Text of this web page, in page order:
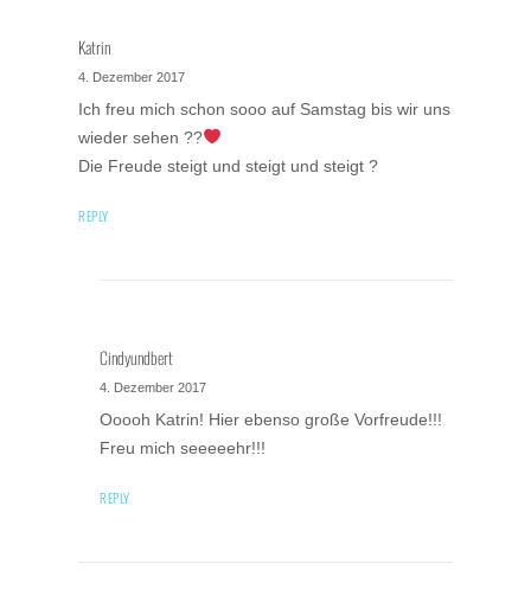
Katrin
4. Dezember 2017
Ich freu mich schon sooo auf Samstag bis wir uns
wieder sehen ??
Die Freude steigt und steigt und steigt ?
REPLY
Cindyundbert
4. Dezember 2017
Ooooh Katrin! Hier ebenso große Vorfreude!!!
Freu mich seeeeehr!!!
REPLY